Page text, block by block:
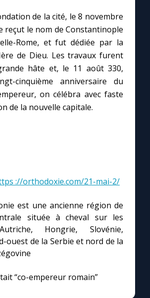
de la cité, le 8 novembre
reçut le nom de Constantinople
Rome, et fut dédiée par la
de Dieu. Les travaux furent
hâte et, le 11 août 330,
cinquième anniversaire du
on célébra avec faste
de la nouvelle capitale.
://orthodoxie.com/21-mai-2/
est une ancienne région de
située à cheval sur les
Hongrie, Slovénie,
ouest de la Serbie et nord de la
“co-empereur romain”